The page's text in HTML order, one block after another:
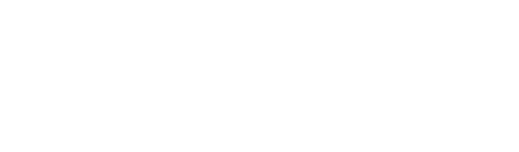
μπορεί να
Έχει εξειδικευτεί στη
εξελίξεις, ο Δρ.